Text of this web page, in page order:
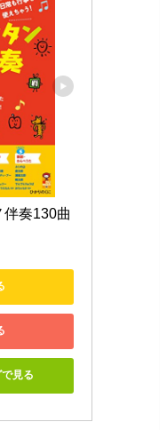
奏130曲
見る